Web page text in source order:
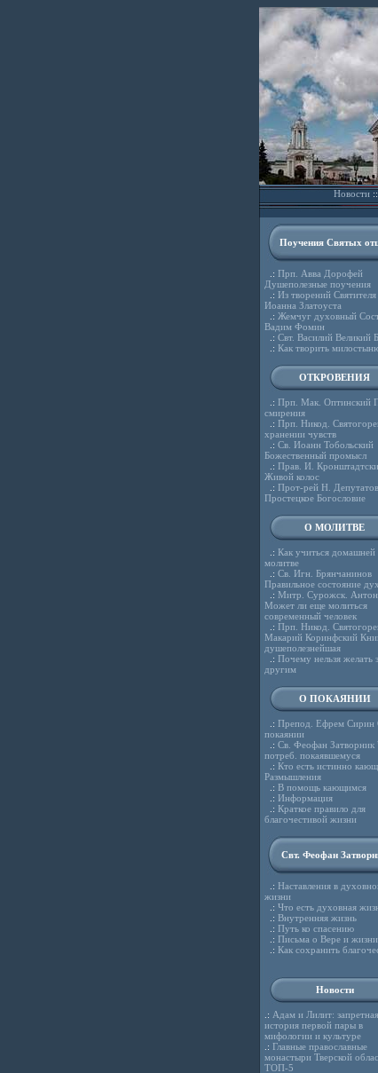
Новости
Поучения Святых
.: Прп. Авва Дорофей
Душеполезные поучения
.: Из творений Святителя
Иоанна Златоуста
.: Жемчуг духовный
Вадим Фомин
.: Свт. Василий Великий
.: Как творить
ОТКРОВЕНИЯ
.: Прп. Мак. Оптинский
смирения
.: Прп. Никод.
хранении чувств
.: Св. Иоанн Тобольский
Божественный промысл
.: Прав. И.
Живой колос
.: Прот-рей Н. Депутатов
Простецкое Богословие
О МОЛИТВЕ
.: Как учиться домашней
молитве
.: Св. Игн. Брянчанинов
Правильное состояние
.: Митр. Сурожск.
Может ли еще молиться
современный человек
.: Прп. Никод.
Макарий Коринфский
душеполезнейшая
.: Почему нельзя желать
другим
О ПОКАЯНИИ
.: Препод. Ефрем Сирин
покаянии
.: Св. Феофан Затворник
потреб. покаявшемуся
.: Кто есть истинно
Размышления
.: В помощь кающимся
.: Информация
.: Краткое правило для
благочестивой жизни
Свт. Феофан
.: Наставления в
жизни
.: Что есть духовная
.: Внутренняя жизнь
.: Путь ко спасению
.: Письма о Вере и жизни
.: Как сохранить
Новости
.: Адам и Лилит: запретная
история первой пары в
мифологии и культуре
.: Главные православные
монастыри Тверской
ТОП-5